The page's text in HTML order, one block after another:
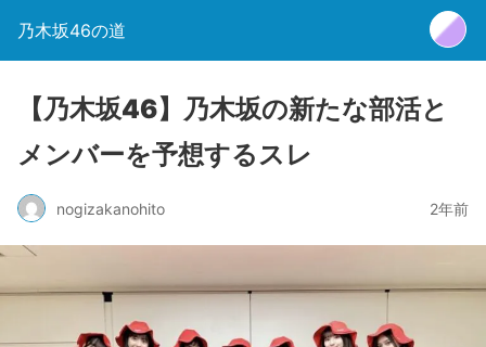
乃木坂46の道
【乃木坂46】乃木坂の新たな部活と
メンバーを予想するスレ
nogizakanohito 2年前